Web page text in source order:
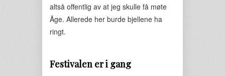
altså offentlig av at jeg skulle få møte
Åge. Allerede her burde bjellene ha
ringt.
Festivalen er i gang